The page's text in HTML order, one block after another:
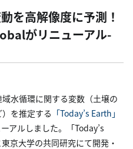
を高解像度に予測！
がリニューアル-
水循環に関する変数（土壌の
を推定する 「Today’s Earth」
アルしました。「Today’s
京大学の共同研究にて開発・